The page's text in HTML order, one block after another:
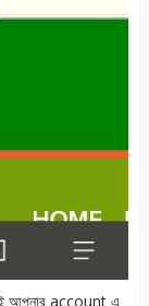
আপনার account এ